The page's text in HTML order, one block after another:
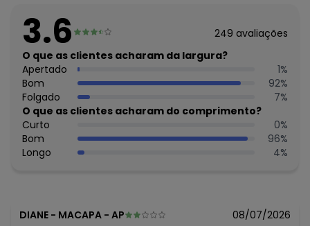
O preço apresentado abaixo é o menor oferecido em
algum dia do mês, para o menor tamanho disponível.
agosto/2026
julho/2026 R$ 31,99
junho/2026 R$ 31,99
maio/2026 N/D*
abril/2026
março/2026 N/D*
fevereiro/2026 N/D*
3.6 249 avaliações
O que as clientes acharam da largura?
Apertado
1%
Bom
92%
Folgado
7%
O que as clientes acharam do comprimento?
Curto
0%
Bom
96%
Longo
4%
DIANE - MACAPA - AP 08/07/2026